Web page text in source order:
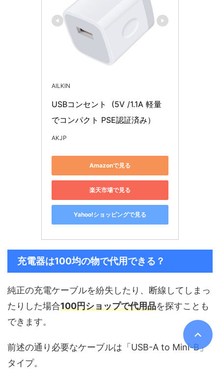
AILKIN
USBコンセント  (5V /1.1A 軽量
でコンパクト PSE認証済み）
AKJP
Amazonで見る
楽天市場で見る
Yahoo!ショッピングで見る
充電器は100均の物で代用できる？
純正の充電ケーブルを紛失したり、断線してしまっ
たりした場合100円ショップで代用品を探すことも
できます。
前述の通り必要なケーブルは「USB-A to Mini-B」
タイプ。